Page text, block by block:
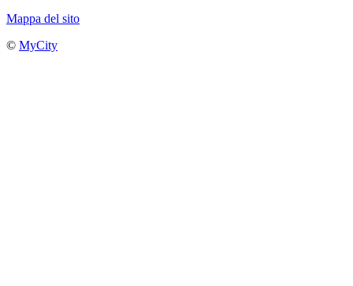
Mappa del sito
© MyCity